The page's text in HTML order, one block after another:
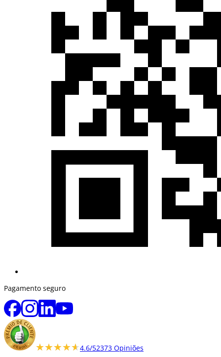
Pagamento seguro
★★★★★
★★★★★4.6/52373 Opiniões